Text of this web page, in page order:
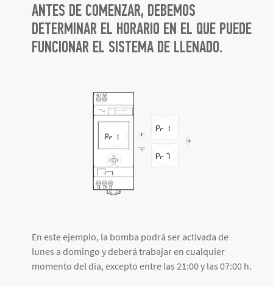
ANTES DE COMENZAR, DEBEMOS
DETERMINAR EL HORARIO EN EL QUE PUEDE
FUNCIONAR EL SISTEMA DE LLENADO.
En este ejemplo, la bomba podrá ser activada de
lunes a domingo y deberá trabajar en cualquier
momento del día, excepto entre las 21:00 y las 07:00 h.